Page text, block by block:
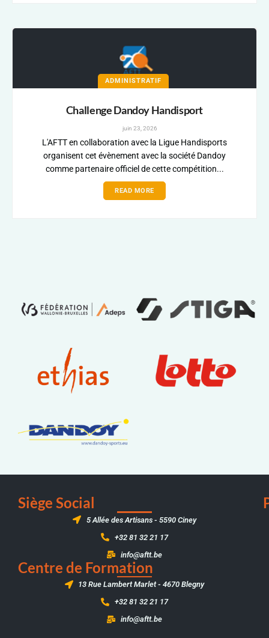
ADMINISTRATIF
Challenge Dandoy Handisport
juin 23, 2026
L'AFTT en collaboration avec la Ligue Handisports
organisent cet évènement avec la société Dandoy
comme partenaire officiel de cette compétition...
READ MORE
Siège Social
5 Allée des Artisans - 5590 Ciney
+32 81 32 21 17
info@aftt.be
Centre de Formation
13 Rue Lambert Marlet - 4670 Blegny
+32 81 32 21 17
info@aftt.be